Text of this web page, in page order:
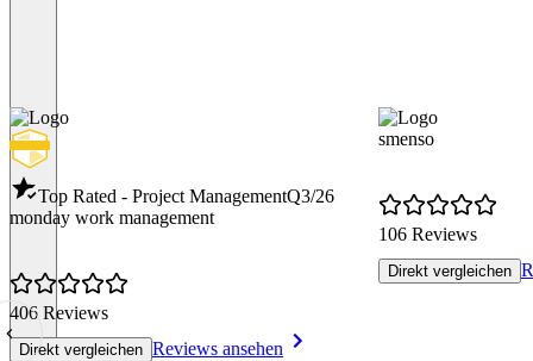
Top Rated - Project ManagementQ3/26
monday work management
406 Reviews
Direkt vergleichen Reviews ansehen
smenso
106 Reviews
Direkt vergleichen